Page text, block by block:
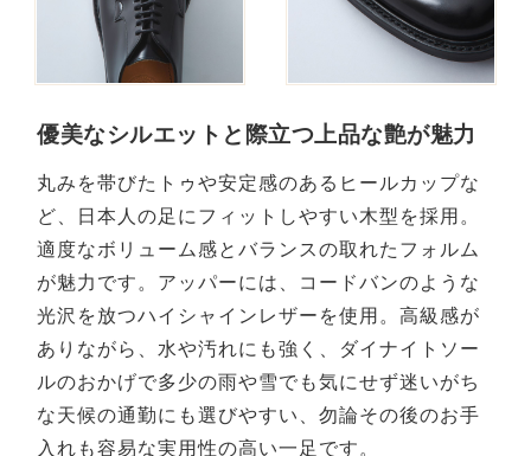
優美なシルエットと際立つ上品な艶が魅力
丸みを帯びたトゥや安定感のあるヒールカップな
ど、日本人の足にフィットしやすい木型を採用。
適度なボリューム感とバランスの取れたフォルム
が魅力です。アッパーには、コードバンのような
光沢を放つハイシャインレザーを使用。高級感が
ありながら、水や汚れにも強く、ダイナイトソー
ルのおかげで多少の雨や雪でも気にせず迷いがち
な天候の通勤にも選びやすい、勿論その後のお手
入れも容易な実用性の高い一足です。